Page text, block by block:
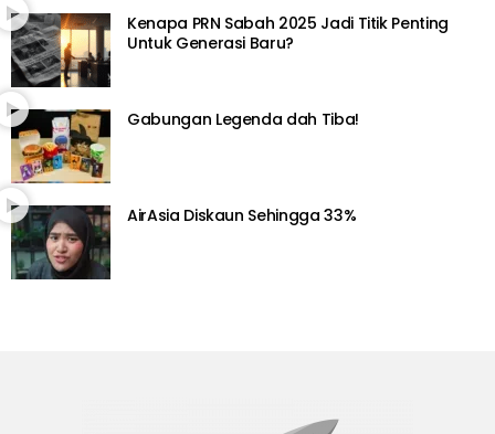
Kenapa PRN Sabah 2025 Jadi Titik Penting
Untuk Generasi Baru?
Gabungan Legenda dah Tiba!
AirAsia Diskaun Sehingga 33%